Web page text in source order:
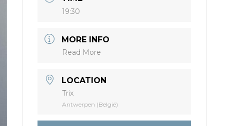
19:30
MORE INFO
Read More
LOCATION
Trix
Antwerpen (België)